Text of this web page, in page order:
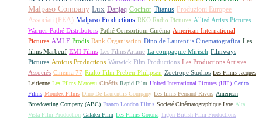
Malpaso Company Lux Danjaq Cocinor Titanus Produzioni Europee
Associati (PEA) Malpaso Productions RKO Radio Pictures Allied Artists Pictures
Warner-Pathé Distributors Pathé Consortium Cinéma American International
Pictures AMLF Prodis Rank Organisation Dino de Laurentiis Cinematografica Les
films Marbeuf EMI Films Les Films Ariane La compagnie Mirisch Filmways
Pictures Amicus Productions Warwick Film Productions Les Productions Artistes
Associés Cinema 77 Rialto Film Preben-Philipsen Zoetrope Studios Les Films Jacques
Leitienne Les Films Marceau Cinédis Rapid Film United International Pictures (UIP) Cerito
Films Mondex Films Dino De Laurentiis Company Les films Fernand Rivers American
Broadcasting Company (ABC) Franco London Films Societé Cinématographique Lyre Alta
Vista Film Production Galatea Film Les Films Corona Tigon British Film Productions